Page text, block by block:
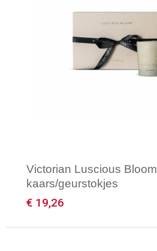
Victorian Luscious Bloom
kaars/geurstokjes
€ 19,26